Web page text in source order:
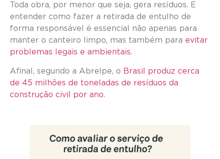
Toda obra, por menor que seja, gera resíduos. E
entender como fazer a retirada de entulho de
forma responsável é essencial não apenas para
manter o canteiro limpo, mas também para evitar
problemas legais e ambientais.
Afinal, segundo a Abrelpe, o Brasil produz cerca
de 45 milhões de toneladas de resíduos da
construção civil por ano.